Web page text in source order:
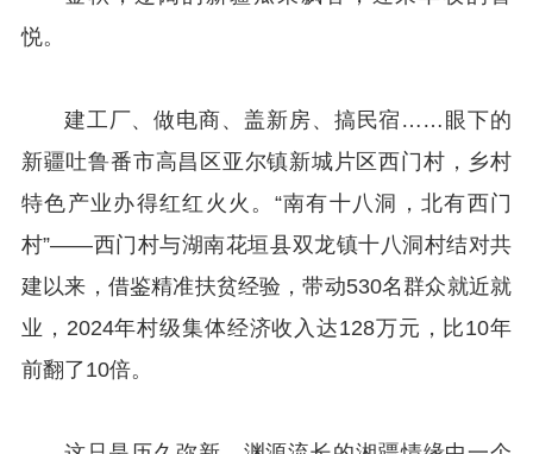
悦。
建工厂、做电商、盖新房、搞民宿……眼下的
新疆吐鲁番市高昌区亚尔镇新城片区西门村，乡村
特色产业办得红红火火。“南有十八洞，北有西门
村”——西门村与湖南花垣县双龙镇十八洞村结对共
建以来，借鉴精准扶贫经验，带动530名群众就近就
业，2024年村级集体经济收入达128万元，比10年
前翻了10倍。